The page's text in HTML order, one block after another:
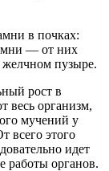
в почках:
— от них
желчном пузыре.
рост в
весь организм,
мучений у
всего этого
идет
работы органов.